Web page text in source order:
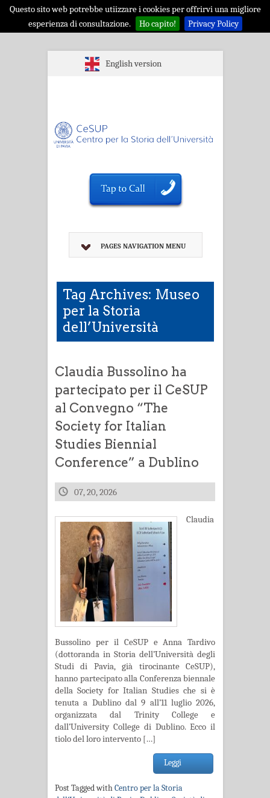
Questo sito web potrebbe utiizzare i cookies per offrirvi una migliore
esperienza di consultazione.
Ho capito! Privacy Policy
English version
PAGES NAVIGATION MENU
Tag Archives: Museo
per la Storia
dell’Università
Claudia Bussolino ha
partecipato per il CeSUP
al Convegno “The
Society for Italian
Studies Biennial
Conference” a Dublino
07, 20, 2026
Claudia
Bussolino per il CeSUP e Anna Tardivo
(dottoranda in Storia dell’Università degli
Studi di Pavia, già tirocinante CeSUP),
hanno partecipato alla Conferenza biennale
della Society for Italian Studies che si è
tenuta a Dublino dal 9 all’11 luglio 2026,
organizzata dal Trinity College e
dall’University College di Dublino. Ecco il
tiolo del loro intervento […]
Leggi
Post Tagged withCentro per la Storia